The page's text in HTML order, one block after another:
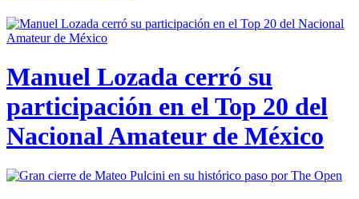
Manuel Lozada cerró su
participación en el Top 20 del
Nacional Amateur de México